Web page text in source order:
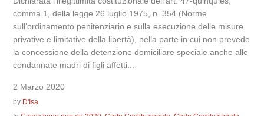
comma 1, della legge 26 luglio 1975, n. 354 (Norme
sull’ordinamento penitenziario e sulla esecuzione delle misure
privative e limitative della libertà), nella parte in cui non prevede
la concessione della detenzione domiciliare speciale anche alle
condannate madri di figli affetti...
2 Marzo 2020
by D'Isa